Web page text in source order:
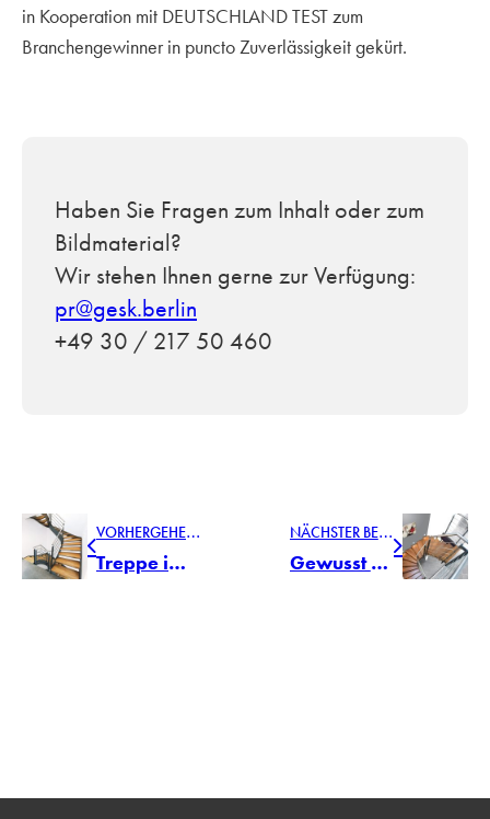
in Kooperation mit DEUTSCHLAND TEST zum
Branchengewinner in puncto Zuverlässigkeit gekürt.
Haben Sie Fragen zum Inhalt oder zum
Bildmaterial?
Wir stehen Ihnen gerne zur Verfügung:
pr@gesk.berlin
+49 30 / 217 50 460
V
ORHERGEHENDER BEITRAG
Treppe im Rampenlicht
N
ÄCHSTER BEITRAG
Gewusst wie: Treppenkauf